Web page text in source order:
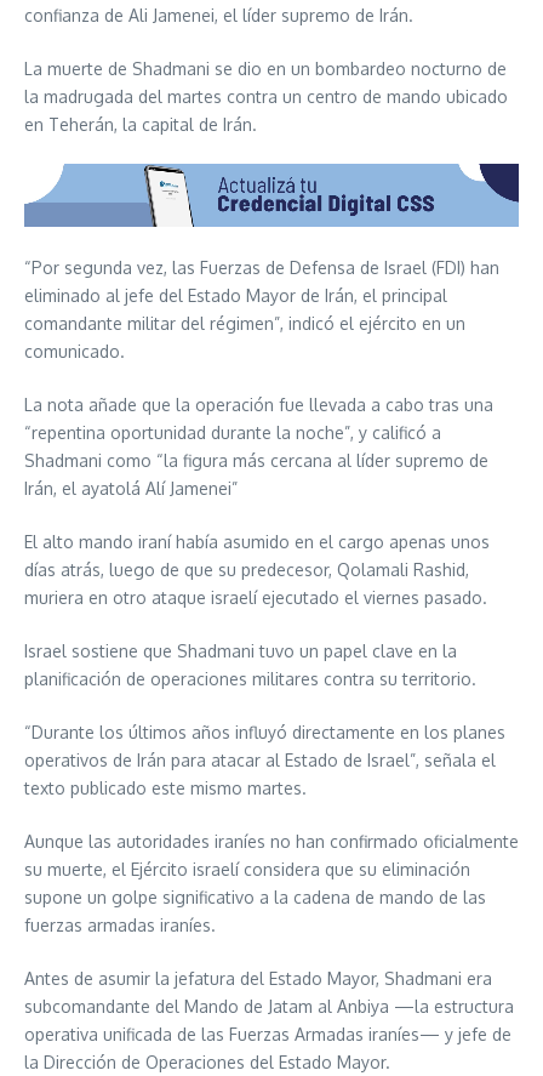
confianza de Ali Jamenei, el líder supremo de Irán.
La muerte de Shadmani se dio en un bombardeo nocturno de
la madrugada del martes contra un centro de mando ubicado
en Teherán, la capital de Irán.
“Por segunda vez, las Fuerzas de Defensa de Israel (FDI) han
eliminado al jefe del Estado Mayor de Irán, el principal
comandante militar del régimen”, indicó el ejército en un
comunicado.
La nota añade que la operación fue llevada a cabo tras una
“repentina oportunidad durante la noche”, y calificó a
Shadmani como “la figura más cercana al líder supremo de
Irán, el ayatolá Alí Jamenei”
El alto mando iraní había asumido en el cargo apenas unos
días atrás, luego de que su predecesor, Qolamali Rashid,
muriera en otro ataque israelí ejecutado el viernes pasado.
Israel sostiene que Shadmani tuvo un papel clave en la
planificación de operaciones militares contra su territorio.
“Durante los últimos años influyó directamente en los planes
operativos de Irán para atacar al Estado de Israel”, señala el
texto publicado este mismo martes.
Aunque las autoridades iraníes no han confirmado oficialmente
su muerte, el Ejército israelí considera que su eliminación
supone un golpe significativo a la cadena de mando de las
fuerzas armadas iraníes.
Antes de asumir la jefatura del Estado Mayor, Shadmani era
subcomandante del Mando de Jatam al Anbiya —la estructura
operativa unificada de las Fuerzas Armadas iraníes— y jefe de
la Dirección de Operaciones del Estado Mayor.